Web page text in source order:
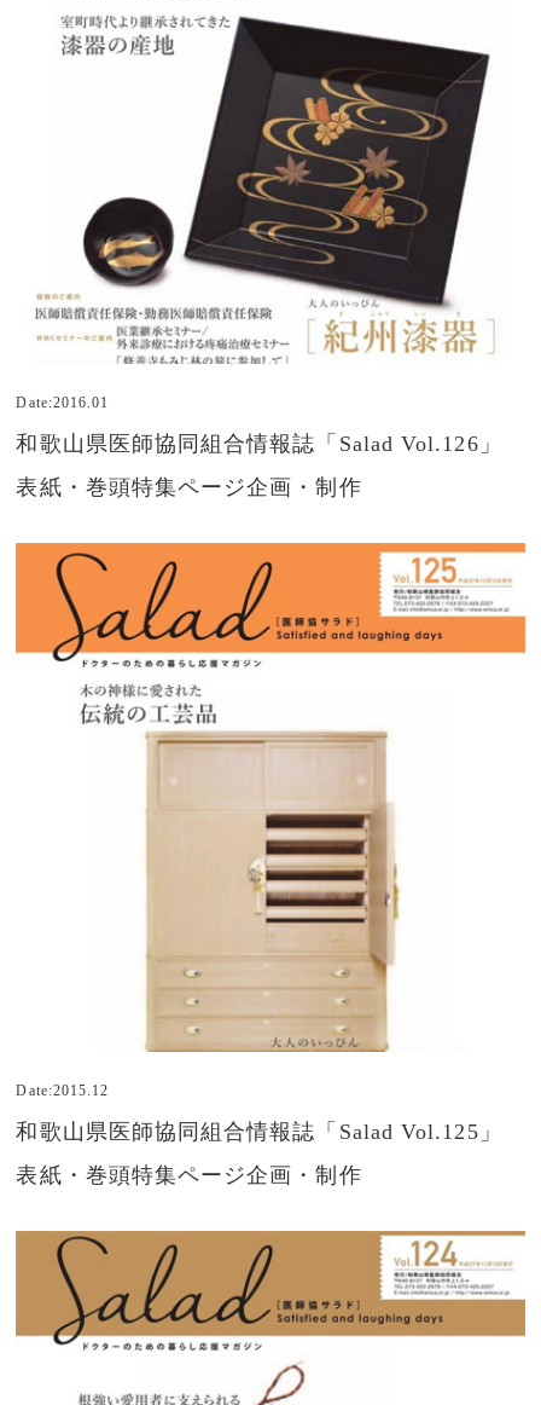
Date:2016.01
和歌山県医師協同組合情報誌「Salad Vol.126」
表紙・巻頭特集ページ企画・制作
Date:2015.12
和歌山県医師協同組合情報誌「Salad Vol.125」
表紙・巻頭特集ページ企画・制作